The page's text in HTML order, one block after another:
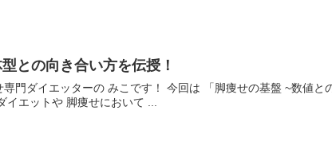
との向き合い方を伝授！
門ダイエッターの みこです！ 今回は 「脚痩せの基盤 ~数値と
イエットや 脚痩せにおいて ...